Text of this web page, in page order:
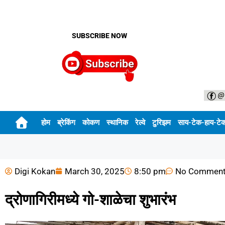
SUBSCRIBE NOW
होम ब्रेकिंग कोकण स्थानिक रेल्वे टुरिझम साय-टेक-हाय-
Digi Kokan March 30, 2025 8:50 pm No
द्रोणागिरीमध्ये गो-शाळेचा शुभारंभ